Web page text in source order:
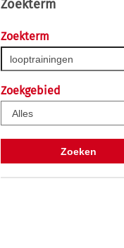
Zoekterm
Zoekterm
Zoekgebied